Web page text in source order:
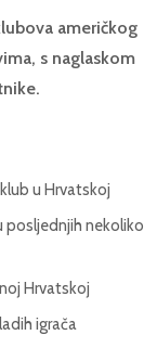
američkog
s naglaskom
u Hrvatskoj
nekoliko
Hrvatskoj
igrača